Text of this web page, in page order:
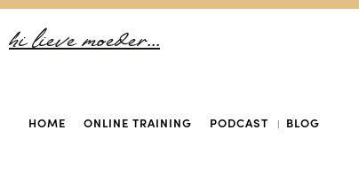
hi lieve moeder...
HOME ONLINE TRAINING PODCAST BLOG